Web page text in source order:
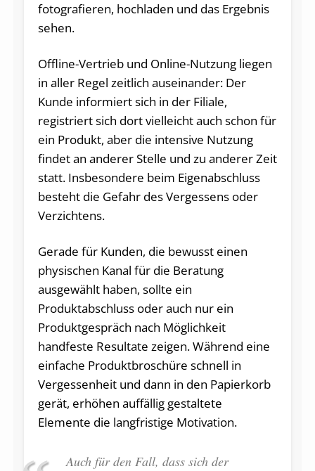
fotografieren, hochladen und das Ergebnis
sehen.
Offline-Vertrieb und Online-Nutzung liegen
in aller Regel zeitlich auseinander: Der
Kunde informiert sich in der Filiale,
registriert sich dort vielleicht auch schon für
ein Produkt, aber die intensive Nutzung
findet an anderer Stelle und zu anderer Zeit
statt. Insbesondere beim Eigenabschluss
besteht die Gefahr des Vergessens oder
Verzichtens.
Gerade für Kunden, die bewusst einen
physischen Kanal für die Beratung
ausgewählt haben, sollte ein
Produktabschluss oder auch nur ein
Produktgespräch nach Möglichkeit
handfeste Resultate zeigen. Während eine
einfache Produktbroschüre schnell in
Vergessenheit und dann in den Papierkorb
gerät, erhöhen auffällig gestaltete
Elemente die langfristige Motivation.
Auch für den Fall, dass sich der